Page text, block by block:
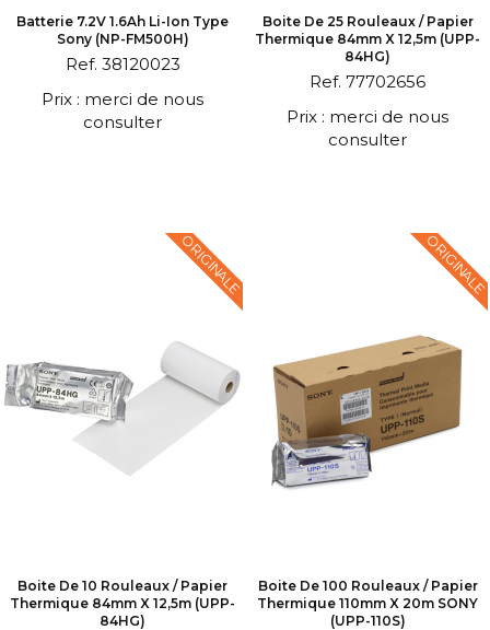
Batterie 7.2V 1.6Ah Li-Ion Type
Sony (NP-FM500H)
Ref. 38120023
Prix : merci de nous
consulter
Boite De 25 Rouleaux / Papier
Thermique 84mm X 12,5m (UPP-
84HG)
Ref. 77702656
Prix : merci de nous
consulter
ORIGINALE
Boite De 10 Rouleaux / Papier
Thermique 84mm X 12,5m (UPP-
84HG)
ORIGINALE
Boite De 100 Rouleaux / Papier
Thermique 110mm X 20m SONY
(UPP-110S)